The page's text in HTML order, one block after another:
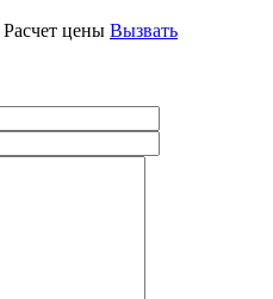
Расчет цены Вызвать